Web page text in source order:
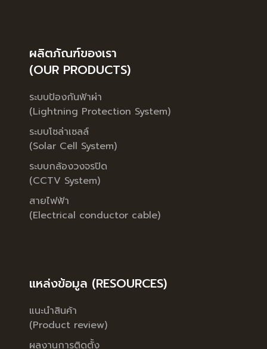
ผลิตภัณฑ์ของเรา
(OUR PRODUCTS)
ระบบป้องกันฟ้าผ่า
(Lightning Protection System)
ระบบโซล่าเซลล์
(Solar Cell System)
ระบบกล้องวงจรปิด
(CCTV System)
สายไฟฟ้า
(Electrical conductor cable)
แหล่งข้อมูล (RESOURCES)
แนะนำสินค้า
(Product review)
ผลงานการติดตั้ง